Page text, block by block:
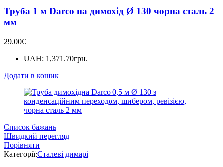
Труба 1 м Darco на димохід Ø 130 чорна сталь 2
мм
29.00€
UAH: 1,371.70грн.
Додати в кошик
Список бажань
Швидкий перегляд
Порівняти
Категорії:Сталеві димарі